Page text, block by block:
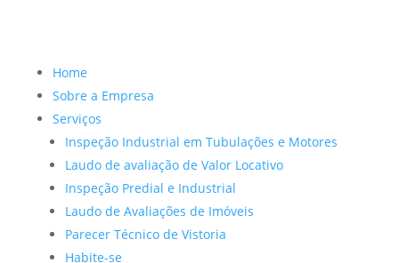
Home
Sobre a Empresa
Serviços
Inspeção Industrial em Tubulações e Motores
Laudo de avaliação de Valor Locativo
Inspeção Predial e Industrial
Laudo de Avaliações de Imóveis
Parecer Técnico de Vistoria
Habite-se